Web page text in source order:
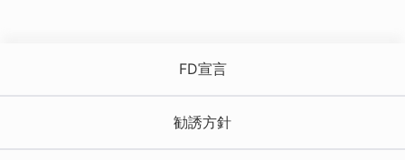
FD宣言
勧誘方針